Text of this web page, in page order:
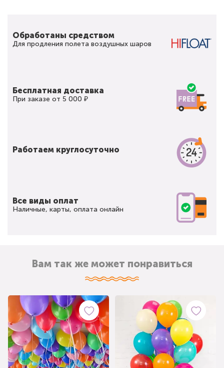
Обработаны средством
Для продления полета воздушных шаров
Бесплатная доставка
При заказе от 5 000 ₽
Работаем круглосуточно
Все виды оплат
Наличные, карты, оплата онлайн
Вам так же может понравиться